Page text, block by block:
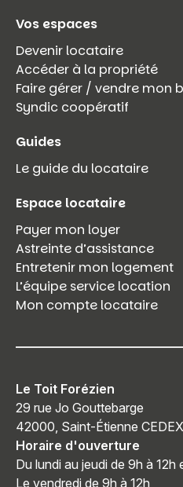
Vos espaces
Devenir locataire
Accéder à la propriété
Faire gérer / vendre mon
Syndic coopératif
Guides
Le guide du locataire
Espace locataire
Payer mon loyer
Astreinte d’assistance
Entretenir mon logement
L’équipe service location
Mon compte locataire
Le Toit Forézien
29 rue Jo Gouttebarge
42000, Saint-Étienne
Horaire d'ouverture
Du lundi au jeudi de 9h à
Le vendredi de 9h à 12h